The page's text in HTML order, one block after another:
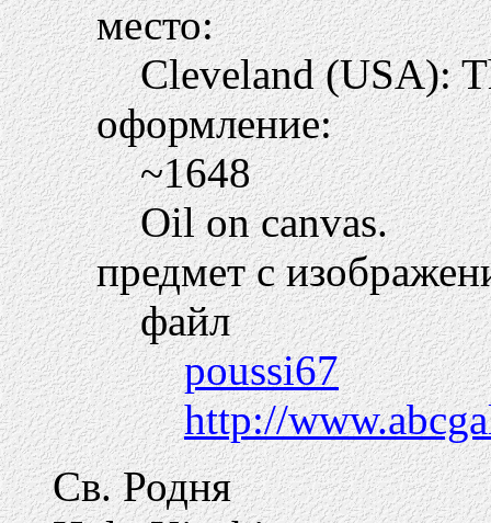
место:
Cleveland (USA):
оформление:
~1648
Oil on canvas.
предмет с
файл
poussi67
http://
Св. Родня